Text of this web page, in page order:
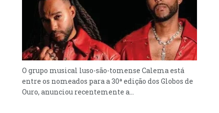
O grupo musical luso-são-tomense Calema está
entre os nomeados para a 30ª edição dos Globos de
Ouro, anunciou recentemente a...